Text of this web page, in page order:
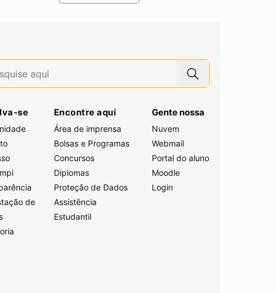
se
de
Encontre aqui
Área de imprensa
Bolsas e Programas
Concursos
Diplomas
Proteção de Dados
Assistência
Estudantil
Gente nossa
Nuvem
Webmail
Portal do aluno
Moodle
Login